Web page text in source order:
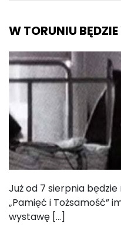
W TORUNIU
Już od 7 sierpnia
„Pamięć i Tożsamość”
wystawę […]